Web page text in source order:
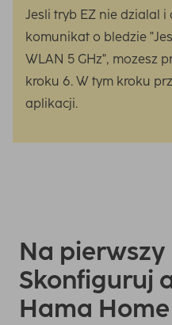
Jesli tryb EZ nie dzialal
komunikat o bledzie
WLAN 5 GHz", mozesz
kroku 6. W tym kroku
aplikacji.
Na pierwszy
Skonfiguruj
Hama Home